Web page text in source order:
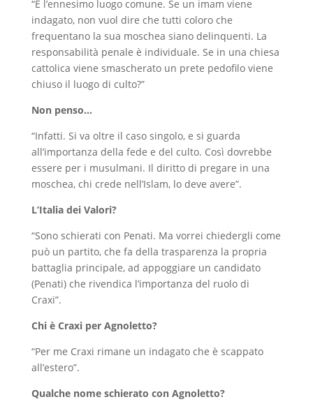
“È l’ennesimo luogo comune. Se un imam viene
indagato, non vuol dire che tutti coloro che
frequentano la sua moschea siano delinquenti. La
responsabilità penale è individuale. Se in una chiesa
cattolica viene smascherato un prete pedofilo viene
chiuso il luogo di culto?”
Non penso…
“Infatti. Si va oltre il caso singolo, e si guarda
all’importanza della fede e del culto. Così dovrebbe
essere per i musulmani. Il diritto di pregare in una
moschea, chi crede nell’Islam, lo deve avere”.
L’Italia dei Valori?
“Sono schierati con Penati. Ma vorrei chiedergli come
può un partito, che fa della trasparenza la propria
battaglia principale, ad appoggiare un candidato
(Penati) che rivendica l’importanza del ruolo di
Craxi”.
Chi è Craxi per Agnoletto?
“Per me Craxi rimane un indagato che è scappato
all’estero”.
Qualche nome schierato con Agnoletto?